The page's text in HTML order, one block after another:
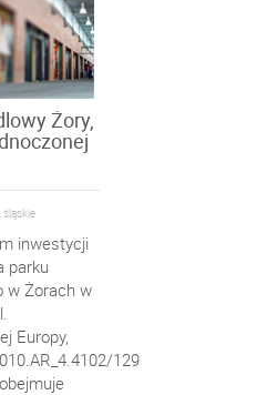
Żory,
śląskie
inwestycji
parku
w Żorach w
Europy,
129